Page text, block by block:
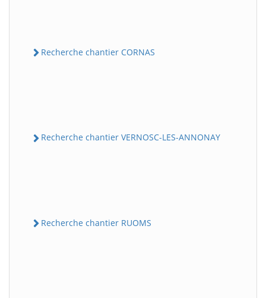
Recherche chantier CORNAS
Recherche chantier VERNOSC-LES-ANNONAY
Recherche chantier RUOMS